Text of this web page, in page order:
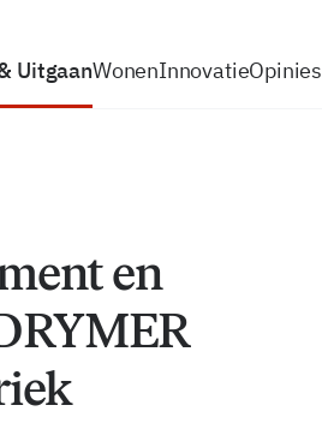
UitgaanWonenInnovatieOpinies
en